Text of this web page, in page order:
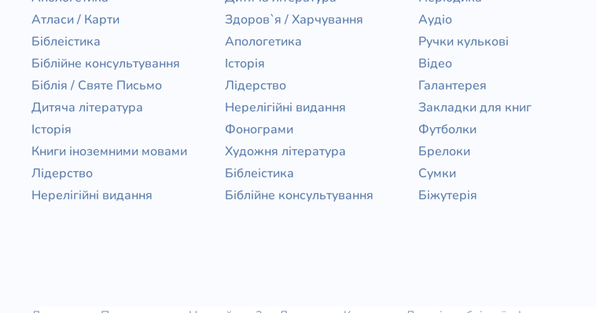
Атласи / Карти
Біблеістика
Біблійне консультування
Біблія / Святе Письмо
Дитяча література
Історія
Книги іноземними мовами
Лідерство
Нерелігійні видання
Здоров`я / Харчування
Апологетика
Історія
Лідерство
Нерелігійні видання
Фонограми
Художня література
Біблеістика
Біблійне консультування
Аудіо
Ручки кулькові
Відео
Галантерея
Закладки для книг
Футболки
Брелоки
Сумки
Біжутерія